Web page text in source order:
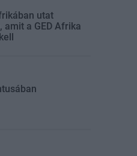
utat
amit a GED Afrika